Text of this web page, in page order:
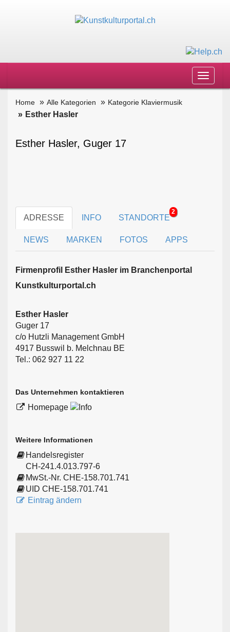
Toggle
Home Alle Kategorien Kategorie Klaviermusik
Esther Hasler
Esther Hasler, Guger 17
ADRESSE INFO STANDORTE
2
NEWS MARKEN FOTOS APPS
Firmen­profil Esther Hasler im Branchen­portal
Kunstkulturportal.ch
Esther Hasler
Guger 17
c/o Hutzli Management GmbH
4917 Busswil b. Melchnau BE
Tel.: 062 927 11 22
Das Unternehmen kontaktieren
Homepage
Weitere Informationen
Handelsregister
CH-241.4.013.797-6
MwSt.-Nr. CHE-158.701.741
UID CHE-158.701.741
Eintrag ändern